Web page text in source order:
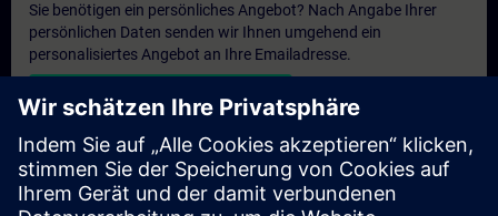
Sie benötigen ein persönliches Angebot? Nach Angabe Ihrer
persönlichen Daten senden wir Ihnen umgehend ein
personalisiertes Angebot an Ihre Emailadresse.
Persönliches Angebot zusenden
Anfrage Exklusivtraining